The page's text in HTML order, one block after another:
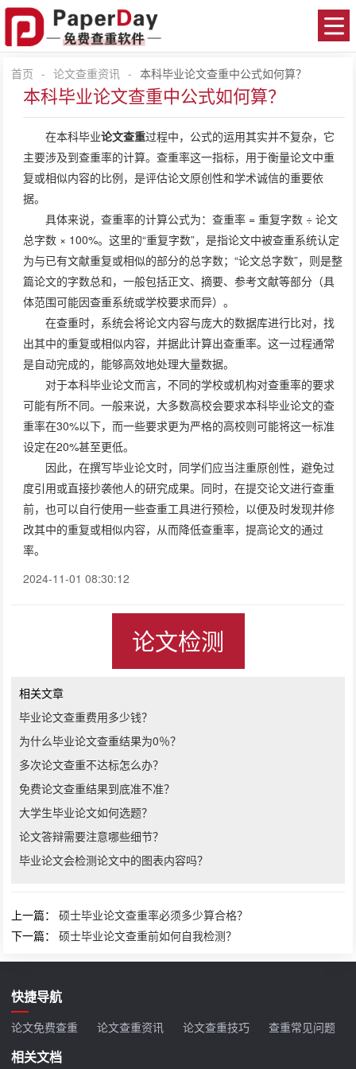
首页 - 论文查重资讯 - 本科毕业论文查重中公式如何算？
本科毕业论文查重中公式如何算？
在本科毕业论文查重过程中，公式的运用其实并不复杂，它
主要涉及到查重率的计算。查重率这一指标，用于衡量论文中重
复或相似内容的比例，是评估论文原创性和学术诚信的重要依
据。
具体来说，查重率的计算公式为：查重率 = 重复字数 ÷ 论文
总字数 × 100%。这里的“重复字数”，是指论文中被查重系统认定
为与已有文献重复或相似的部分的总字数；“论文总字数”，则是整
篇论文的字数总和，一般包括正文、摘要、参考文献等部分（具
体范围可能因查重系统或学校要求而异）。
在查重时，系统会将论文内容与庞大的数据库进行比对，找
出其中的重复或相似内容，并据此计算出查重率。这一过程通常
是自动完成的，能够高效地处理大量数据。
对于本科毕业论文而言，不同的学校或机构对查重率的要求
可能有所不同。一般来说，大多数高校会要求本科毕业论文的查
重率在30%以下，而一些要求更为严格的高校则可能将这一标准
设定在20%甚至更低。
因此，在撰写毕业论文时，同学们应当注重原创性，避免过
度引用或直接抄袭他人的研究成果。同时，在提交论文进行查重
前，也可以自行使用一些查重工具进行预检，以便及时发现并修
改其中的重复或相似内容，从而降低查重率，提高论文的通过
率。
2024-11-01 08:30:12
论文检测
相关文章
毕业论文查重费用多少钱？
为什么毕业论文查重结果为0％？
多次论文查重不达标怎么办？
免费论文查重结果到底准不准？
大学生毕业论文如何选题？
论文答辩需要注意哪些细节？
毕业论文会检测论文中的图表内容吗？
上一篇：硕士毕业论文查重率必须多少算合格？
下一篇：硕士毕业论文查重前如何自我检测？
快捷导航
论文免费查重 论文查重资讯 论文查重技巧 查重常见问题
相关文档